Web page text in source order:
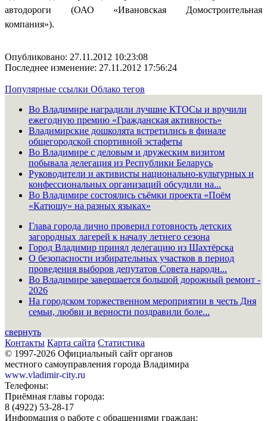
автодороги (ОАО «Ивановская Домостроительная
компания»).
Опубликовано: 27.11.2012 10:23:08
Последнее изменение: 27.11.2012 17:56:24
Популярные ссылки Облако тегов
Во Владимире наградили лучшие КТОСы и вручили
ежегодную премию «Гражданская активность»
Владимирские дошколята встретились в финале
общегородской спортивной эстафеты
Во Владимире с деловым и дружеским визитом
побывала делегация из Республики Беларусь
Руководители и активисты национально-культурных и
конфессиональных организаций обсудили на...
Во Владимире состоялись съёмки проекта «Поём
«Катюшу» на разных языках»
Глава города лично проверил готовность детских
загородных лагерей к началу летнего сезона
Город Владимир принял делегацию из Шахтёрска
О безопасности избирательных участков в период
проведения выборов депутатов Совета народн...
Во Владимире завершается большой дорожный ремонт -
2026
На городском торжественном мероприятии в честь Дня
семьи, любви и верности поздравили боле...
свернуть
Контакты Карта сайта Статистика
© 1997-2026 Официальный сайт органов
местного самоуправления города Владимира
www.vladimir-city.ru
Телефоны:
Приёмная главы города:
8 (4922) 53-28-17
Информация о работе с обращениями граждан: